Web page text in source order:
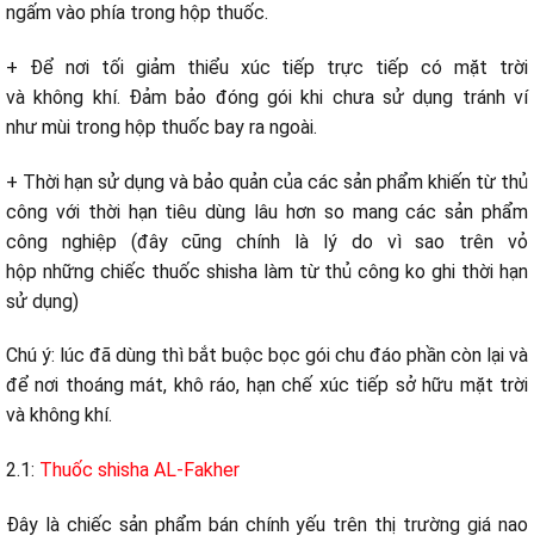
ngấm vào phía trong hộp thuốc.
+ Để nơi tối giảm thiểu xúc tiếp trực tiếp có mặt trời
và không khí. Đảm bảo đóng gói khi chưa sử dụng tránh ví
như mùi trong hộp thuốc bay ra ngoài.
+ Thời hạn sử dụng và bảo quản của các sản phẩm khiến từ thủ
công vớithời hạn tiêu dùng lâu hơn so mang các sản phẩm
công nghiệp (đây cũng chính là lý do vì sao trên vỏ
hộp những chiếc thuốc shisha làm từ thủ công ko ghi thời hạn
sử dụng)
Chú ý: lúc đã dùng thì bắt buộc bọc gói chu đáo phần còn lại và
để nơi thoáng mát, khô ráo, hạn chế xúc tiếp sở hữu mặt trời
và không khí.
2.1: Thuốc shisha AL-Fakher
Đây là chiếc sản phẩm bán chính yếu trên thị trường giánao